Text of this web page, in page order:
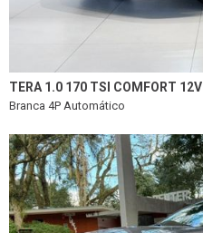
TERA 1.0 170 TSI COMFORT 12V
Branca 4P Automático